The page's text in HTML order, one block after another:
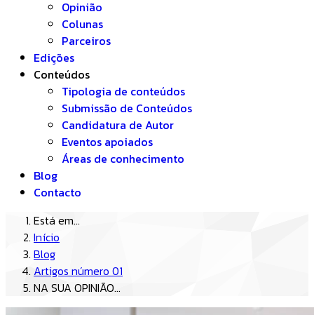
Opinião
Colunas
Parceiros
Edições
Conteúdos
Tipologia de conteúdos
Submissão de Conteúdos
Candidatura de Autor
Eventos apoiados
Áreas de conhecimento
Blog
Contacto
Está em...
Início
Blog
Artigos número 01
NA SUA OPINIÃO...